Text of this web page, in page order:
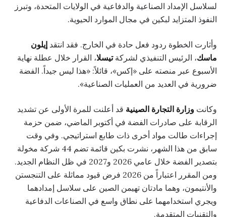
لسلاسل الإمداد الصناعية والدفاعية في الولايات المتحدة، وتبرز
النفوذ المتزايد لبكين في مجال الموارد الحيوية.
وأثارت الخطوة ردود فعل حادة في الخارج. فقد انتقد إيلون
ماسك، الرئيس التنفيذي لشركةتيسلا، القرار خلال عطلة نهاية
الأسبوع عبر منصته على «إكس»، قائلاً: «هذا ليس جيداً. الفضة
ضرورية في العديد من العمليات الصناعية».
وكانت وزارة التجارة الصينية قد أعلنت للمرة الأولى عن تشديد
الرقابة على صادرات الفضة في أكتوبر الماضي، ضمن حزمة
إجراءات طالت مواد أخرى ذات طابع استراتيجي. وفي وقت
سابق من هذا الشهر، نشرت بكين قائمة تضم 44 شركة مخولة
بتصدير الفضة خلال عامي 2026 و2027 في ظل النظام الجديد.
ومن المقرر اعتباراً من 2026 فرض قيود مماثلة على التنجستن
والأنتيمون، وهما مادتان تهيمن الصين على سلاسل إمدادهما
ويجري استخدامهما على نطاق واسع في الصناعات الدفاعية
والتقنيات المتقدمة.